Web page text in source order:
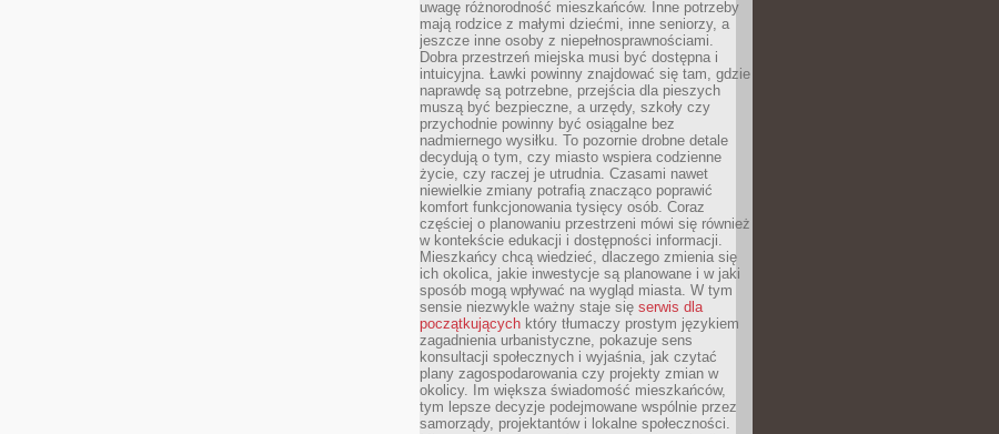
uwagę różnorodność mieszkańców. Inne potrzeby
mają rodzice z małymi dziećmi, inne seniorzy, a
jeszcze inne osoby z niepełnosprawnościami.
Dobra przestrzeń miejska musi być dostępna i
intuicyjna. Ławki powinny znajdować się tam, gdzie
naprawdę są potrzebne, przejścia dla pieszych
muszą być bezpieczne, a urzędy, szkoły czy
przychodnie powinny być osiągalne bez
nadmiernego wysiłku. To pozornie drobne detale
decydują o tym, czy miasto wspiera codzienne
życie, czy raczej je utrudnia. Czasami nawet
niewielkie zmiany potrafią znacząco poprawić
komfort funkcjonowania tysięcy osób. Coraz
częściej o planowaniu przestrzeni mówi się również
w kontekście edukacji i dostępności informacji.
Mieszkańcy chcą wiedzieć, dlaczego zmienia się
ich okolica, jakie inwestycje są planowane i w jaki
sposób mogą wpływać na wygląd miasta. W tym
sensie niezwykle ważny staje się serwis dla
początkujących który tłumaczy prostym językiem
zagadnienia urbanistyczne, pokazuje sens
konsultacji społecznych i wyjaśnia, jak czytać
plany zagospodarowania czy projekty zmian w
okolicy. Im większa świadomość mieszkańców,
tym lepsze decyzje podejmowane wspólnie przez
samorządy, projektantów i lokalne społeczności.